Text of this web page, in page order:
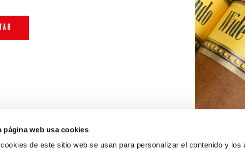
página web usa cookies
de este sitio web se usan para personalizar el contenido y los